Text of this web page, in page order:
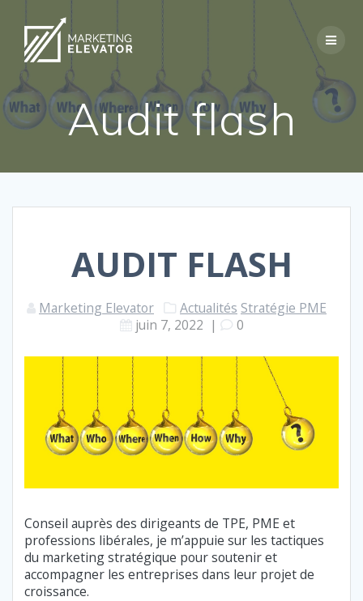
Audit flash
AUDIT FLASH
Marketing Elevator Actualités Stratégie PME
juin 7, 2022 | 0
Conseil auprès des dirigeants de TPE, PME et
professions libérales, je m’appuie sur les tactiques
du marketing stratégique pour soutenir et
accompagner les entreprises dans leur projet de
croissance.